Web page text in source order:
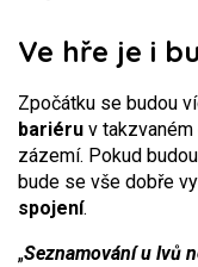
Ve hře je i
Zpočátku se budou
bariéru v
zázemí. Pokud
bude se vše dobře
spojení.
„Seznamování u lvů